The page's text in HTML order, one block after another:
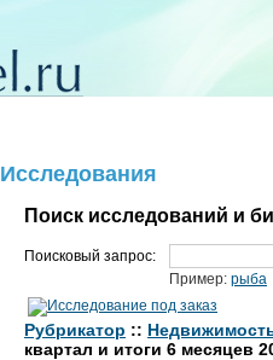
Исследования
Поиск исследований и
Поисковый запрос:
Пример: рыба
Рубрикатор ::
квартал и итоги 6 месяцев